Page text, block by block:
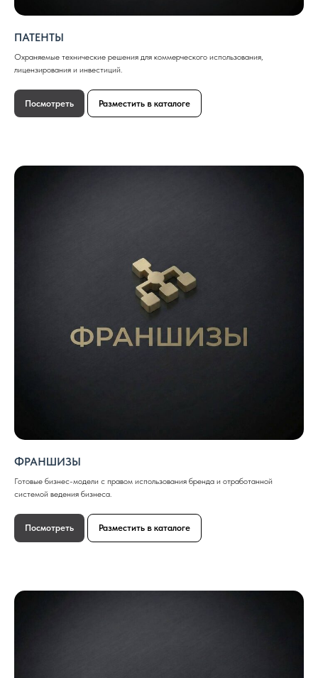
ПАТЕНТЫ
Охраняемые технические решения для коммерческого использования,
лицензирования и инвестиций.
Посмотреть Разместить в каталоге
ФРАНШИЗЫ
Готовые бизнес-модели с правом использования бренда и отработанной
системой ведения бизнеса.
Посмотреть Разместить в каталоге